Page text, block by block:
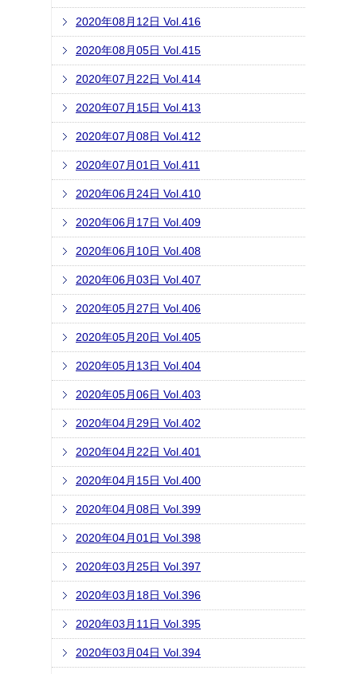
2020年08月12日 Vol.416
2020年08月05日 Vol.415
2020年07月22日 Vol.414
2020年07月15日 Vol.413
2020年07月08日 Vol.412
2020年07月01日 Vol.411
2020年06月24日 Vol.410
2020年06月17日 Vol.409
2020年06月10日 Vol.408
2020年06月03日 Vol.407
2020年05月27日 Vol.406
2020年05月20日 Vol.405
2020年05月13日 Vol.404
2020年05月06日 Vol.403
2020年04月29日 Vol.402
2020年04月22日 Vol.401
2020年04月15日 Vol.400
2020年04月08日 Vol.399
2020年04月01日 Vol.398
2020年03月25日 Vol.397
2020年03月18日 Vol.396
2020年03月11日 Vol.395
2020年03月04日 Vol.394